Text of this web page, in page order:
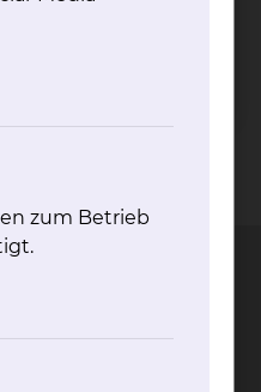
Hier muss
mitgebracht
Cookie Einstellungen
gGmbH
zum Betrieb